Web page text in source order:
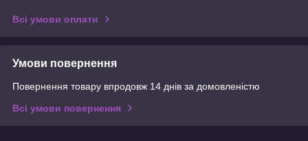
Всі умови оплати
Умови повернення
Повернення товару впродовж 14 днів за домовленістю
Всі умови повернення